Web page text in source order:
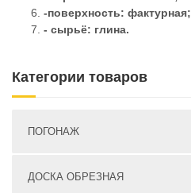
-поверхность: фактурная;
- сырьё: глина.
Категории товаров
ПОГОНАЖ
ДОСКА ОБРЕЗНАЯ